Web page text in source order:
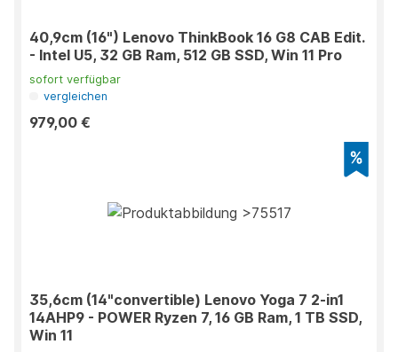
40,9cm (16") Lenovo ThinkBook 16 G8 CAB Edit.
- Intel U5, 32 GB Ram, 512 GB SSD, Win 11 Pro
sofort verfügbar
vergleichen
979,00 €
35,6cm (14"convertible) Lenovo Yoga 7 2-in1
14AHP9 - POWER Ryzen 7, 16 GB Ram, 1 TB SSD,
Win 11